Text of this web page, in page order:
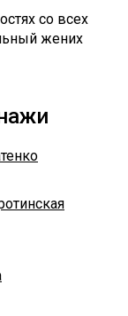
со всех
жених